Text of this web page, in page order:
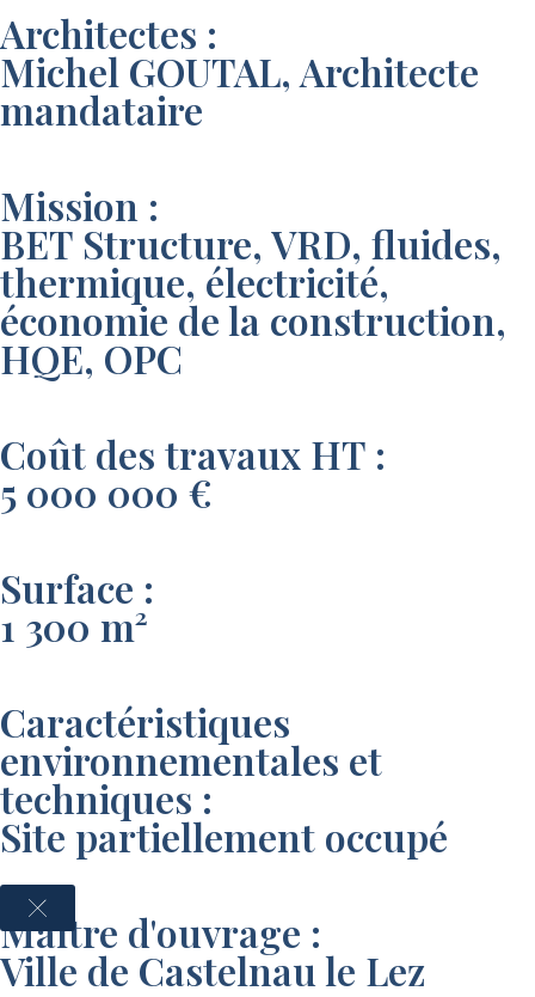
Architectes :
Michel GOUTAL, Architecte
mandataire
Mission :
BET Structure, VRD, fluides,
thermique, électricité,
économie de la construction,
HQE, OPC
Coût des travaux HT :
5 000 000 €
Surface :
1 300 m²
Caractéristiques
environnementales et
techniques :
Site partiellement occupé
Maître d'ouvrage :
Ville de Castelnau le Lez